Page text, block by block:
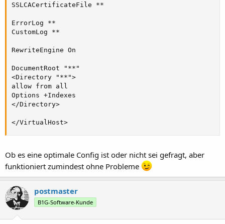
SSLCACertificateFile **
ErrorLog **
CustomLog **
RewriteEngine On
DocumentRoot "**"
<Directory "**">
allow from all
Options +Indexes
</Directory>
</VirtualHost>
Ob es eine optimale Config ist oder nicht sei gefragt, aber
funktioniert zumindest ohne Probleme
postmaster
B1G-Software-Kunde